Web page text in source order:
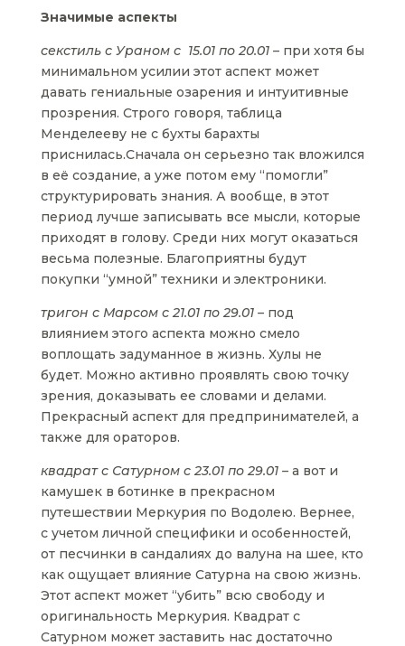
Значимые аспекты
секстиль с Ураном с 15.01 по 20.01– при хотя бы
минимальном усилии этот аспект может
давать гениальные озарения и интуитивные
прозрения. Строго говоря, таблица
Менделееву не с бухты барахты
приснилась.Сначала он серьезно так вложился
в её создание, а уже потом ему “помогли”
структурировать знания. А вообще, в этот
период лучше записывать все мысли, которые
приходят в голову. Среди них могут оказаться
весьма полезные. Благоприятны будут
покупки “умной” техники и электроники.
тригон с Марсом с 21.01 по 29.01 – под
влиянием этого аспекта можно смело
воплощать задуманное в жизнь. Хулы не
будет. Можно активно проявлять свою точку
зрения, доказывать ее словами и делами.
Прекрасный аспект для предпринимателей, а
также для ораторов.
квадрат с Сатурном с 23.01 по 29.01 – а вот и
камушек в ботинке в прекрасном
путешествии Меркурия по Водолею. Вернее,
с учетом личной специфики и особенностей,
от песчинки в сандалиях до валуна на шее, кто
как ощущает влияние Сатурна на свою жизнь.
Этот аспект может “убить” всю свободу и
оригинальность Меркурия. Квадрат с
Сатурном может заставить нас достаточно